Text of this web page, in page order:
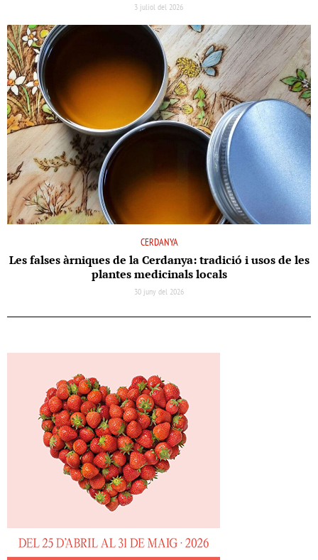
3 juliol del 2026
CERDANYA
Les falses àrniques de la Cerdanya: tradició i usos de les
plantes medicinals locals
30 juny del 2026